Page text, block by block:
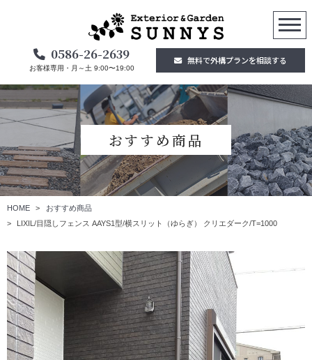
0586-26-2639
お客様専用・月～土 9:00〜19:00
無料で外構プランを相談する
おすすめ商品
HOME
おすすめ商品
LIXIL/目隠しフェンス AAYS1型/横スリット（ゆらぎ） クリエダーク/T=1000